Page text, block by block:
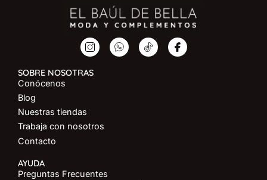
SOBRE NOSOTRAS
Conócenos
Blog
Nuestras tiendas
Trabaja con nosotros
Contacto
AYUDA
Preguntas Frecuentes